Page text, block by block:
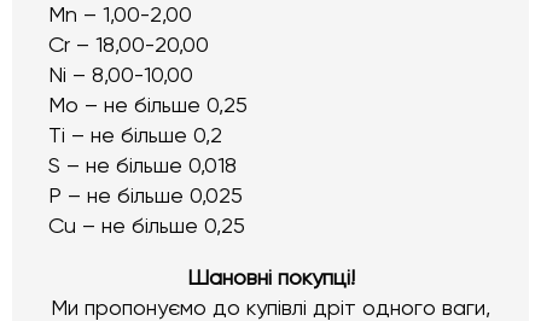
Mn – 1,00-2,00
Cr – 18,00-20,00
Ni – 8,00-10,00
Mo – не більше 0,25
Ti – не більше 0,2
S – не більше 0,018
Р – не більше 0,025
Cu – не більше 0,25
Шановні покупці!
Ми пропонуємо до купівлі дріт одного ваги,